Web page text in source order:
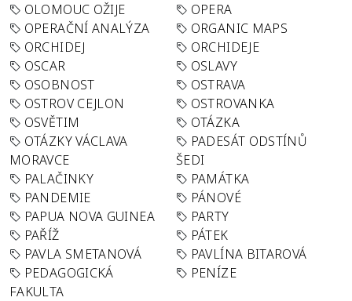
OLOMOUC OŽIJE
OPERA
OPERAČNÍ ANALÝZA
ORGANIC MAPS
ORCHIDEJ
ORCHIDEJE
OSCAR
OSLAVY
OSOBNOST
OSTRAVA
OSTROV CEJLON
OSTROVANKA
OSVĚTIM
OTÁZKA
OTÁZKY VÁCLAVA
MORAVCE
PADESÁT ODSTÍNŮ
ŠEDI
PALAČINKY
PAMÁTKA
PANDEMIE
PÁNOVÉ
PAPUA NOVA GUINEA
PARTY
PAŘÍŽ
PÁTEK
PAVLA SMETANOVÁ
PAVLÍNA BITAROVÁ
PEDAGOGICKÁ
FAKULTA
PENÍZE